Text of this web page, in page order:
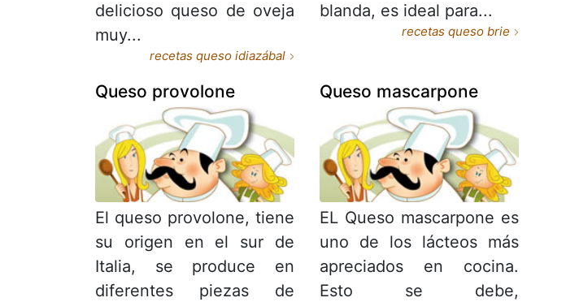
delicioso queso de oveja
muy...
recetas queso idiazábal
blanda, es ideal para...
recetas queso brie
Queso provolone
El queso provolone, tiene
su origen en el sur de
Italia, se produce en
diferentes piezas de
Queso mascarpone
EL Queso mascarpone es
uno de los lácteos más
apreciados en cocina.
Esto se debe,